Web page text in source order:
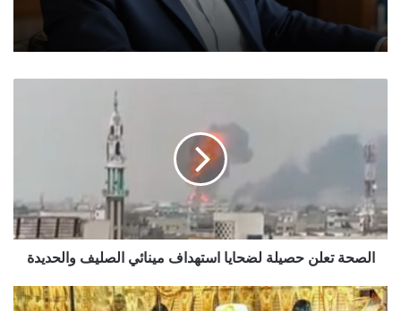
لضحايا
استهداف
مينائي
الصليف
والحديدة
الصحة تعلن حصيلة لضحايا استهداف مينائي الصليف والحديدة
اسعار